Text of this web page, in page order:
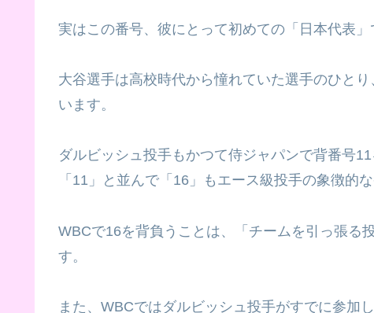
実はこの番号、彼にとって初めての「日本代表」
大谷選手は高校時代から憧れていた選手のひと
います。
ダルビッシュ投手もかつて侍ジャパンで背番号
「11」と並んで「16」もエース級投手の象徴的な
WBCで16を背負うことは、「チームを引っ張る
す。
また、WBCではダルビッシュ投手がすでに参加